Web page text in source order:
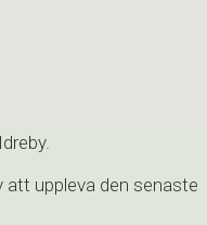
att uppleva den senaste